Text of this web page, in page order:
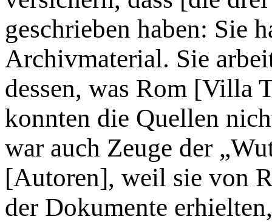
geschrieben haben: Sie
Archivmaterial. Sie
dessen, was Rom [Villa
konnten die Quellen
war auch Zeuge der
[Autoren], weil sie von
der Dokumente